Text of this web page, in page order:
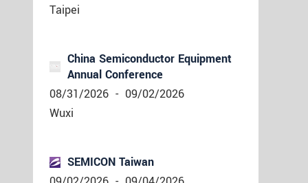
Taipei
China Semiconductor Equipment
Annual Conference
08/31/2026 - 09/02/2026
Wuxi
SEMICON Taiwan